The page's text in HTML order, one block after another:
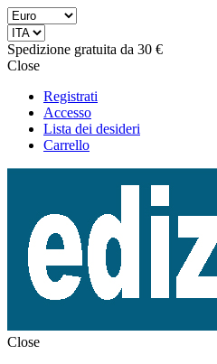
Spedizione gratuita da 30 €
Close
Registrati
Accesso
Lista dei desideri
Carrello
Close